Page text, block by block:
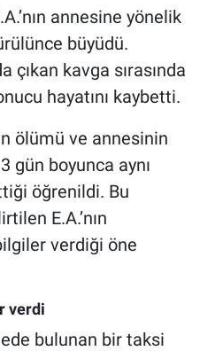
annesine yönelik
büyüdü.
çıkan kavga sırasında
hayatını kaybetti.
ölümü ve annesinin
gün boyunca aynı
öğrenildi. Bu
E.A.’nın
verdiği öne
verdi
bulunan bir taksi